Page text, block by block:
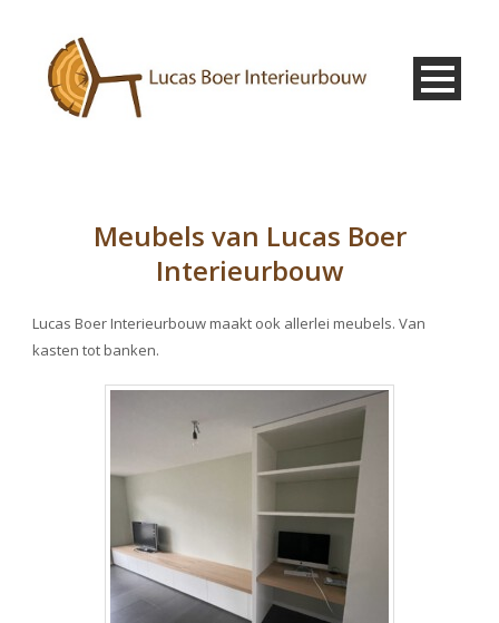
Meubels van Lucas Boer
Interieurbouw
Lucas Boer Interieurbouw maakt ook allerlei meubels. Van
kasten tot banken.